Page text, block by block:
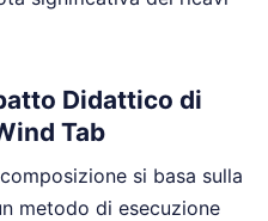
Didattico di
Tab
si basa sulla
metodo di esecuzione